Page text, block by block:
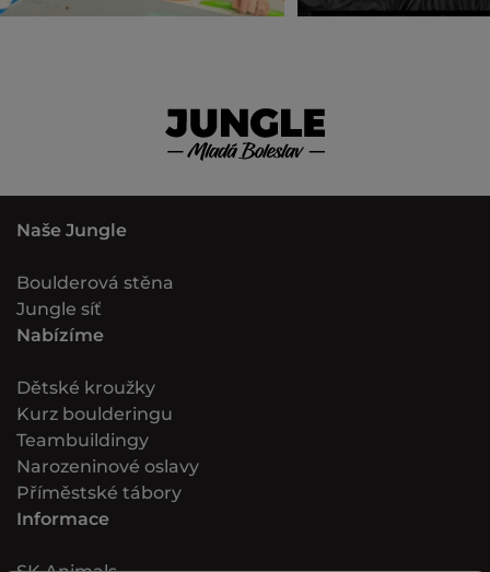
Naše Jungle
Boulderová stěna
Jungle síť
Nabízíme
Dětské kroužky
Kurz boulderingu
Teambuildingy
Narozeninové oslavy
Příměstské tábory
Informace